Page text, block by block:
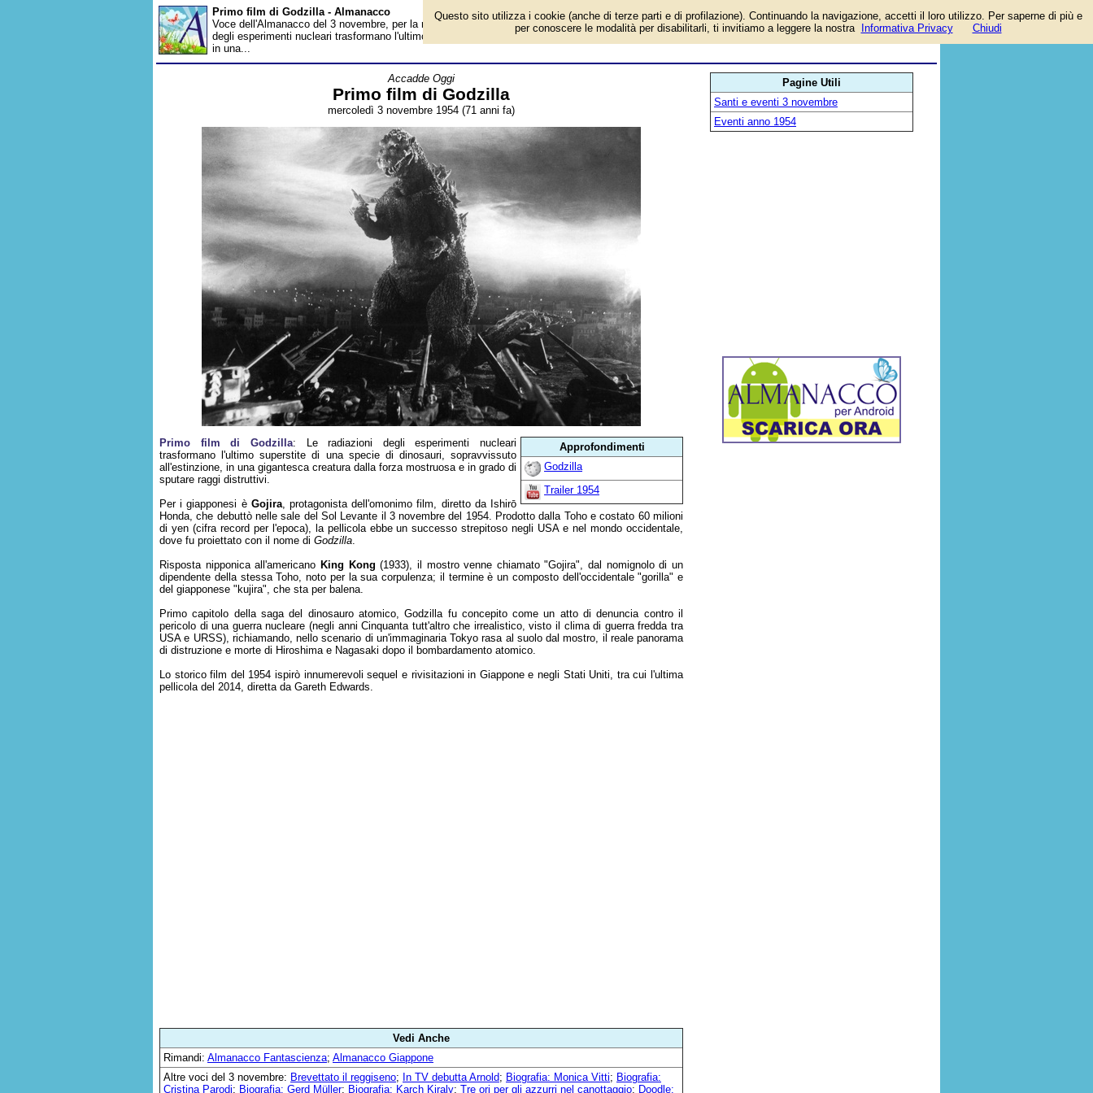
Primo film di Godzilla - Almanacco
Voce dell'Almanacco del 3 novembre, per la rubrica 'Accadde Oggi'. Evento avvenuto 71 anni fa. Le radiazioni
degli esperimenti nucleari trasformano l'ultimo superstite di una specie di dinosauri, sopravvissuto all'estinzione,
in una...
Accadde Oggi
Primo film di Godzilla
mercoledì 3 novembre 1954 (71 anni fa)
Approfondimenti
Godzilla
Trailer 1954
Primo film di Godzilla: Le radiazioni degli esperimenti nucleari
trasformano l'ultimo superstite di una specie di dinosauri, sopravvissuto
all'estinzione, in una gigantesca creatura dalla forza mostruosa e in grado di
sputare raggi distruttivi.
Per i giapponesi è Gojira, protagonista dell'omonimo film, diretto da Ishirō
Honda, che debuttò nelle sale del Sol Levante il 3 novembre del 1954. Prodotto dalla Toho e costato 60 milioni
di yen (cifra record per l'epoca), la pellicola ebbe un successo strepitoso negli USA e nel mondo occidentale,
dove fu proiettato con il nome di Godzilla.
Risposta nipponica all'americano King Kong (1933), il mostro venne chiamato "Gojira", dal nomignolo di un
dipendente della stessa Toho, noto per la sua corpulenza; il termine è un composto dell'occidentale "gorilla" e
del giapponese "kujira", che sta per balena.
Primo capitolo della saga del dinosauro atomico, Godzilla fu concepito come un atto di denuncia contro il
pericolo di una guerra nucleare (negli anni Cinquanta tutt'altro che irrealistico, visto il clima di guerra fredda tra
USA e URSS), richiamando, nello scenario di un'immaginaria Tokyo rasa al suolo dal mostro, il reale panorama
di distruzione e morte di Hiroshima e Nagasaki dopo il bombardamento atomico.
Lo storico film del 1954 ispirò innumerevoli sequel e rivisitazioni in Giappone e negli Stati Uniti, tra cui l'ultima
pellicola del 2014, diretta da Gareth Edwards.
Vedi Anche
Rimandi: Almanacco Fantascienza; Almanacco Giappone
Altre voci del 3 novembre: Brevettato il reggiseno; In TV debutta Arnold; Biografia: Monica Vitti; Biografia:
Cristina Parodi; Biografia: Gerd Müller; Biografia: Karch Kiraly; Tre ori per gli azzurri nel canottaggio; Doodle:
Pagine Utili
Santi e eventi 3 novembre
Eventi anno 1954
Questo sito utilizza i cookie (anche di terze parti e di profilazione). Continuando la navigazione, accetti il loro utilizzo. Per saperne di più e
per conoscere le modalità per disabilitarli, ti invitiamo a leggere la nostra
Informativa Privacy Chiudi